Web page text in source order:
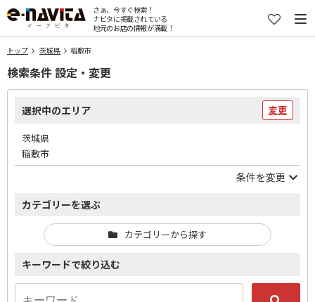
さぁ、今すぐ検索！
ナビタに掲載されている
地元のお店の情報が満載！
トップ 茨城県 稲敷市
検索条件 設定・変更
選択中のエリア 変更
茨城県
稲敷市
条件を変更
カテゴリーを選ぶ
カテゴリーから探す
キーワードで絞り込む